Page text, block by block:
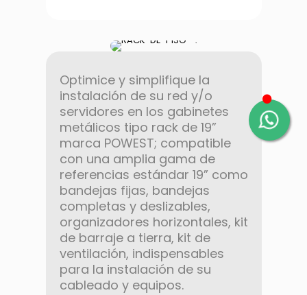
Optimice y simplifique la
instalación de su red y/o
servidores en los gabinetes
metálicos tipo rack de 19”
marca POWEST; compatible
con una amplia gama de
referencias estándar 19” como
bandejas fijas, bandejas
completas y deslizables,
organizadores horizontales, kit
de barraje a tierra, kit de
ventilación, indispensables
para la instalación de su
cableado y equipos.